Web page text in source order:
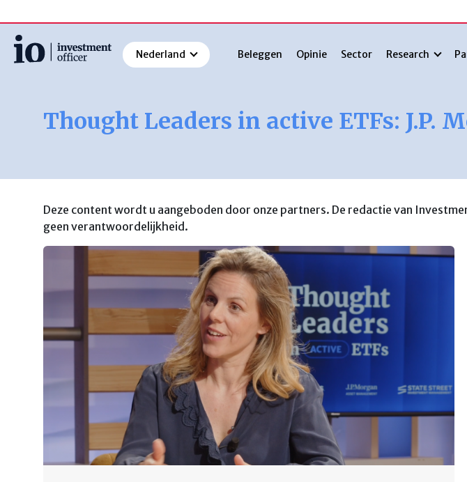
Nederland Beleggen Opinie Sector Research
Thought Leaders in active ETFs: J.P.
Deze content wordt u aangeboden door onze partners. De redactie van
geen verantwoordelijkheid.